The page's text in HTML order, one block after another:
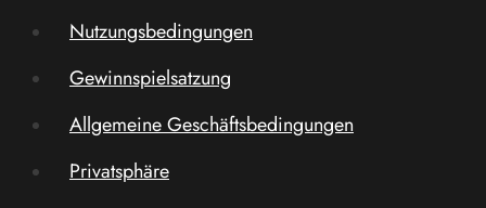
Nutzungsbedingungen
Gewinnspielsatzung
Allgemeine Geschäftsbedingungen
Privatsphäre